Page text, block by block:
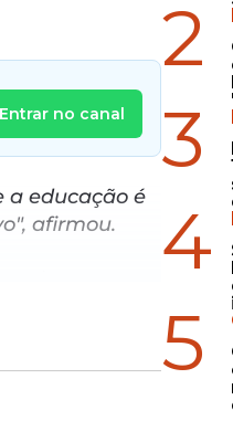
Entrar no canal
a educação é
afirmou.
área
ele, a
neste país",
2
3
4
5